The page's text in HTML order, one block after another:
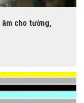
cho tường,